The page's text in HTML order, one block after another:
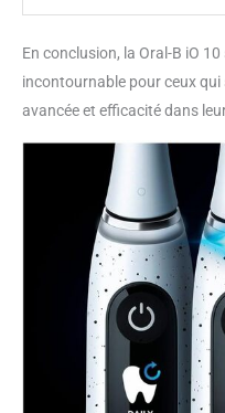
En conclusion, la Oral-B iO
incontournable pour ceux
avancée et efficacité dans